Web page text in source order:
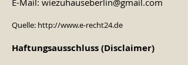
E-Mail: wiezuhauseberlin@gmail.com
Quelle: http://www.e-recht24.de
Haftungsausschluss (Disclaimer)